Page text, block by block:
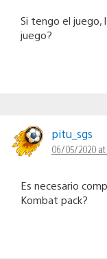
Si tengo el juego,
juego?
pitu_sgs
06/05/2020 at
Es necesario
Kombat pack?